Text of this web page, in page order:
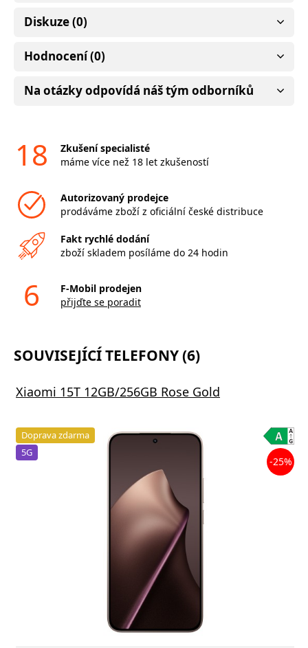
Diskuze (0)
Hodnocení (0)
Na otázky odpovídá náš tým odborníků
18
Zkušení specialisté
máme více než 18 let zkušeností
Autorizovaný prodejce
prodáváme zboží z oficiální české distribuce
Fakt rychlé dodání
zboží skladem posíláme do 24 hodin
6
F-Mobil prodejen
přijďte se poradit
SOUVISEJÍCÍ TELEFONY (6)
Xiaomi 15T 12GB/256GB Rose Gold
Doprava zdarma
5G
-25%